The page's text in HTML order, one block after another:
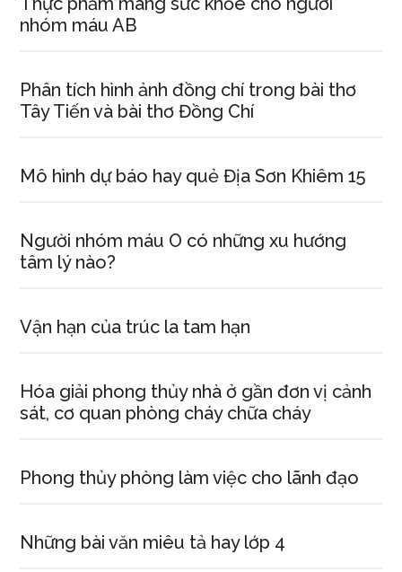
nhóm máu AB
Phân tích hình ảnh đồng chí trong bài thơ
Tây Tiến và bài thơ Đồng Chí
Mô hình dự báo hay quẻ Địa Sơn Khiêm 15
Người nhóm máu O có những xu hướng
tâm lý nào?
Vận hạn của trúc la tam hạn
Hóa giải phong thủy nhà ở gần đơn vị cảnh
sát, cơ quan phòng cháy chữa cháy
Phong thủy phòng làm việc cho lãnh đạo
Những bài văn miêu tả hay lớp 4